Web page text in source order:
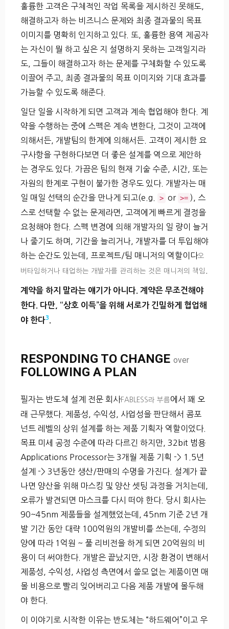
훌륭한 고객은 구체적인 작업 목록을 제시하진 못해도,
해결하고자 하는 비즈니스 문제와 최종 결과물의 목표
이미지를 명확히 인지하고 있다. 또, 훌륭한 용역 제공자
는 자신이 뭘 하고 싶은 지 설명하지 못하는 고객일지라
도, 그들이 해결하고자 하는 문제를 구체화할 수 있도록
이끌어 주고, 최종 결과물의 목표 이미지와 기대 효과를
가늠할 수 있도록 해준다.
일단 일을 시작하게 되면 고객과 계속 협업해야 한다. 계
약을 수행하는 중에 스펙은 계속 변한다, 그것이 고객에
의해서든, 개발팀의 한계에 의해서든. 고객이 제시한 요
구사항을 구현하다보면 더 좋은 설계를 역으로 제안하
는 경우도 있다. 가끔은 팀의 현재 기술 수준, 시간, 또는
자원의 한계로 구현이 불가한 경우도 있다. 개발자는 매
일 매일 선택의 순간을 만나게 되고(e.g.
> or >= ), 스
스로 선택할 수 없는 문제라면, 고객에게 빠르게 결정을
요청해야 한다. 스펙 변경에 의해 개발자의 일 량이 늘거
나 줄기도 하며, 기간을 늘리거나, 개발자를 더 투입해야
하는 순간도 있는데, 프로젝트/팀 매니저의 역할이다오
버타임하거나 태업하는 개발자를 관리하는 것은 매니저의 책임
계약을 하지 말라는 얘기가 아니다. 계약은 무조건해야
한다. 다만, “상호 이득”을 위해 서로가 긴밀하게 협업해
야 한다3
RESPONDING TO CHANGE over
FOLLOWING A PLAN
필자는 반도체 설계 전문 회사FABLESS라 부름에서 꽤 오
래 근무했다. 제품성, 수익성, 사업성을 판단해서 콤포
넌트 레벨의 상위 설계를 하는 제품 기획자 역할이었다.
목표 미세 공정 수준에 따라 다르긴 하지만, 32bit 범용
Applications Processor는 3개월 제품 기획 -> 1.5년
설계 -> 3년동안 생산/판매의 수명을 가진다. 설계가 끝
나면 양산을 위해 마스킹 및 양산 셋팅 과정을 거치는데,
오류가 발견되면 마스크를 다시 떠야 한다. 당시 회사는
90~45nm 제품들을 설계했었는데, 45nm 기준 2년 개
발 기간 동안 대략 100억원의 개발비를 쓰는데, 수정의
양에 따라 1억원 ~ 풀 리비전을 하게 되면 20억원의 비
용이 더 써야한다. 개발은 끝났지만, 시장 환경이 변해서
제품성, 수익성, 사업성 측면에서 쓸모 없는 제품이면 매
몰 비용으로 빨리 잊어버리고 다음 제품 개발에 몰두해
야 한다.
이 이야기로 시작한 이유는 반도체는 “하드웨어”이고 우